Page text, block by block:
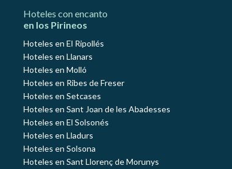
Hoteles con encanto
en los Pirineos
Hoteles en El Ripollés
Hoteles en Llanars
Hoteles en Molló
Hoteles en Ribes de Freser
Hoteles en Setcases
Hoteles en Sant Joan de les Abadesses
Hoteles en El Solsonés
Hoteles en Lladurs
Hoteles en Solsona
Hoteles en Sant Llorenç de Morunys